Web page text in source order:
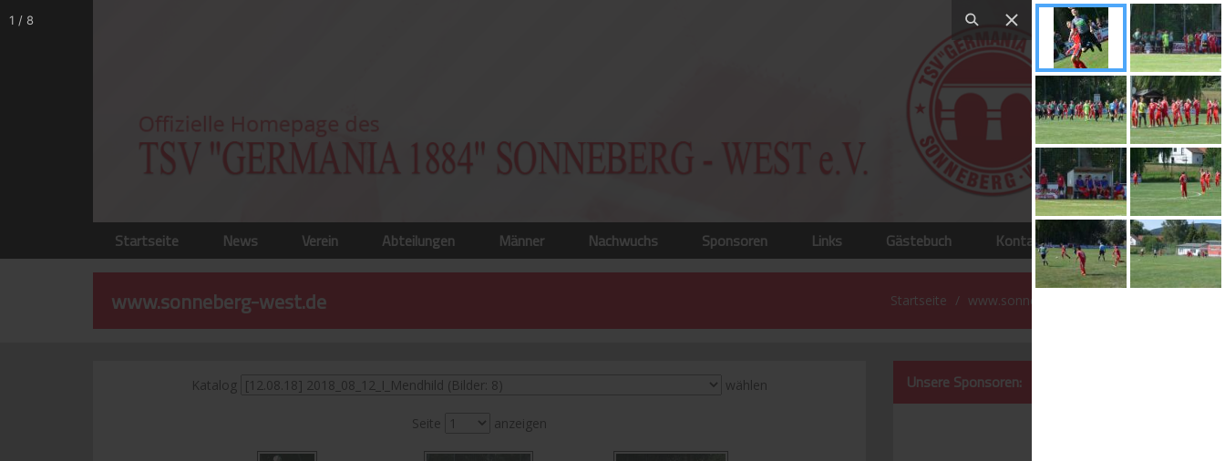
Startseite News Verein Abteilungen Männer Nachwuchs Sponsoren Links Gästebuch Kontakt
www.sonneberg-west.de Startseite www.sonneberg-west.de
Katalog wählen
Seite anzeigen
Unsere Sponsoren:
1 / 8